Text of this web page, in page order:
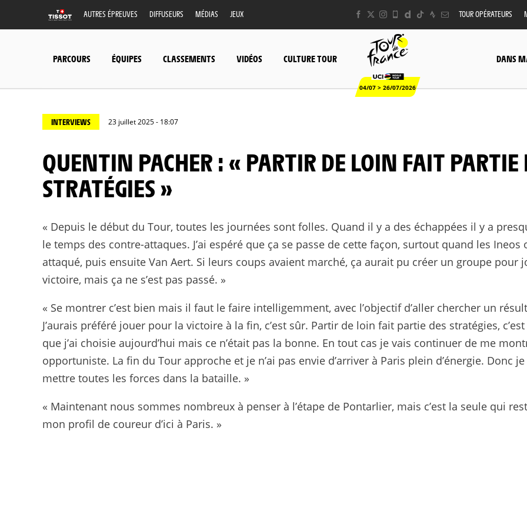
AUTRES ÉPREUVES DIFFUSEURS MÉDIAS JEUX TOUR OPÉRATEURS
PARCOURS ÉQUIPES CLASSEMENTS VIDÉOS CULTURE TOUR
04/07 > 26/07/2026
DANS
INTERVIEWS 23 juillet 2025 - 18:07
QUENTIN PACHER : « PARTIR DE LOIN FAIT PARTIE DES
STRATÉGIES »
« Depuis le début du Tour, toutes les journées sont folles. Quand il y a des échappées il y a
le temps des contre-attaques. J’ai espéré que ça se passe de cette façon, surtout quand les Ineos
attaqué, puis ensuite Van Aert. Si leurs coups avaient marché, ça aurait pu créer un groupe pour
victoire, mais ça ne s’est pas passé. »
« Se montrer c’est bien mais il faut le faire intelligemment, avec l’objectif d’aller chercher un
J’aurais préféré jouer pour la victoire à la fin, c’est sûr. Partir de loin fait partie des stratégies,
que j’ai choisie aujourd’hui mais ce n’était pas la bonne. En tout cas je vais continuer de me
opportuniste. La fin du Tour approche et je n’ai pas envie d’arriver à Paris plein d’énergie. Donc
mettre toutes les forces dans la bataille. »
« Maintenant nous sommes nombreux à penser à l’étape de Pontarlier, mais c’est la seule qui
mon profil de coureur d’ici à Paris. »